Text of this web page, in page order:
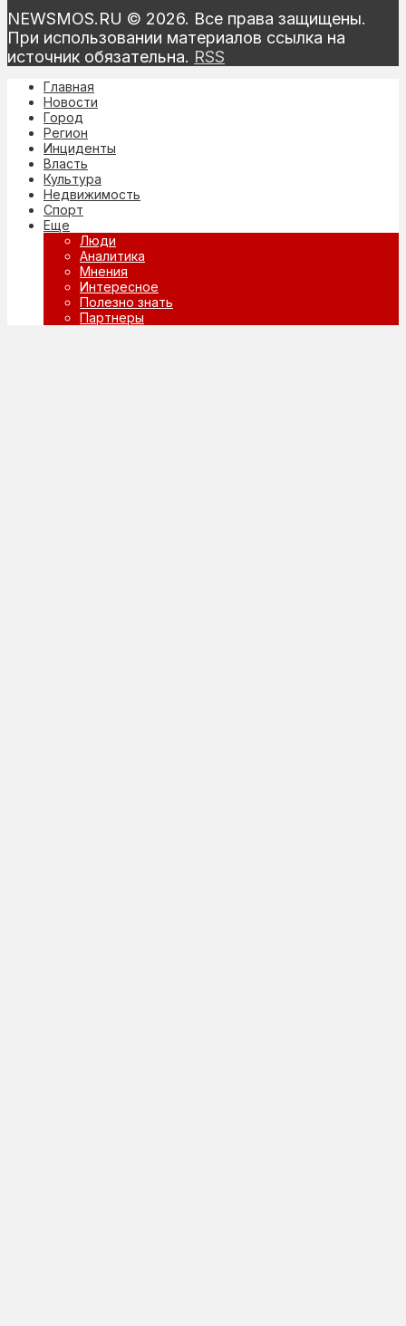
NEWSMOS.RU © 2026. Все права защищены.
При использовании материалов ссылка на
источник обязательна. RSS
Главная
Новости
Город
Регион
Инциденты
Власть
Культура
Недвижимость
Спорт
Еще
Люди
Аналитика
Мнения
Интересное
Полезно знать
Партнеры